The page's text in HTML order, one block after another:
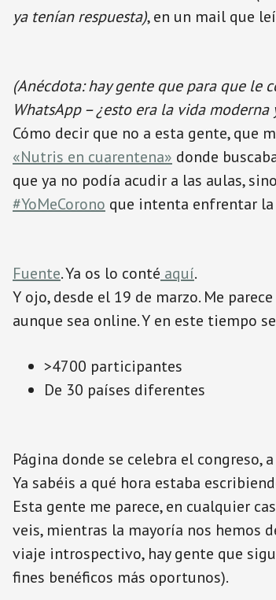
ya tenían respuesta), en un mail que
(Anécdota: hay gente que para que le
WhatsApp – ¿esto era la vida moderna
Cómo decir que no a esta gente, que
«Nutris en cuarentena» donde
que ya no podía acudir a las aulas,
#YoMeCorono que intenta enfrentar la
Fuente. Ya os lo conté aquí.
Y ojo, desde el 19 de marzo. Me
aunque sea online. Y en este tiempo
>4700 participantes
De 30 países diferentes
Página donde se celebra el
Ya sabéis a qué hora estaba
Esta gente me parece, en cualquier
veis, mientras la mayoría nos hemos
viaje introspectivo, hay gente que
fines benéficos más oportunos).